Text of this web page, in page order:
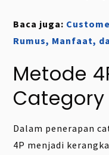
Baca juga:
Rumus, Manfaat,
Metode
Dalam penerapan
4P menjadi